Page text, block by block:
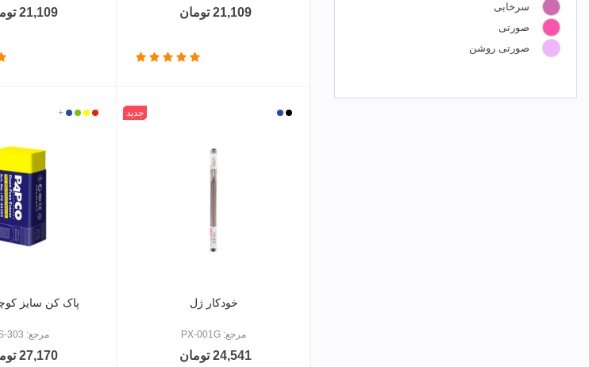
سرخابی
صورتی
صورتی روشن
21,109 تومان 21,109 تومان
مشکی
آبی جدید
خودکار ژل
مرجع: PX-001G
24,541 تومان
قرمز
زردسبزآبی+
پاک کن سایز
مرجع: PS-303
27,170 تومان